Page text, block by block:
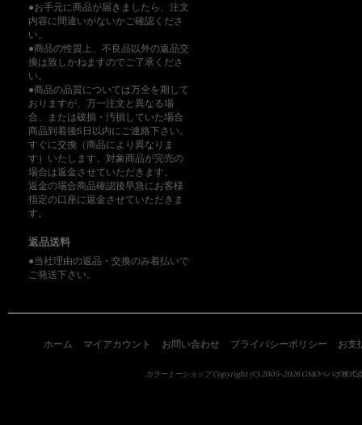
●お手元に商品が届きましたら、注文
内容に間違いがないかご確認くださ
い。
●商品の性質上、不良品以外の返品交
換は致しかねますのでご了承くださ
い。
●商品の品質については万全を期して
おりますが、万一注文と異なる場
合、または破損・汚損していた場合
商品到着後5日以内にご連絡下さい。
すぐに交換（商品により異なりま
す）いたします。対象商品が完売の
場合は返金させていただきます。
返金の場合商品確認後早急にお客様
指定の口座に返金させていただきま
す。
返品送料
●当社理由の返品・交換のみ着払いで
ご発送下さい。
ホーム マイアカウント お問い合わせ プライバシーポリシー お支
カラーミーショップCopyright (C) 2005-2026GMOペパボ株式